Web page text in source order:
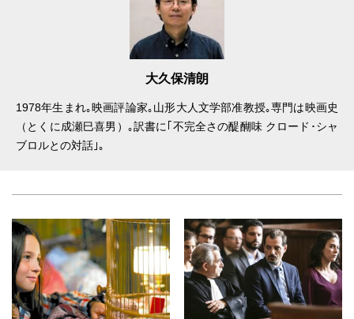
大久保清朗
1978年生まれ｡映画評論家｡山形大人文学部准教授｡専門は映画史
（とくに成瀬巳喜男）｡訳書に｢不完全さの醍醐味 クロード･シャ
ブロルとの対話｣｡